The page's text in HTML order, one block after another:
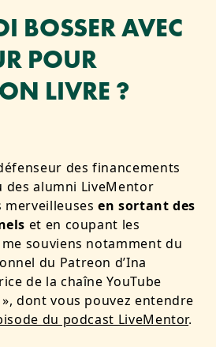
BOSSER AVEC
POUR
LIVRE ?
des financements
des alumni LiveMentor
merveilleusesen sortant des
et en coupant les
souviens notamment du
du Patreon d’Ina
de la chaîne YouTube
», dont vous pouvez entendre
du podcast LiveMentor.